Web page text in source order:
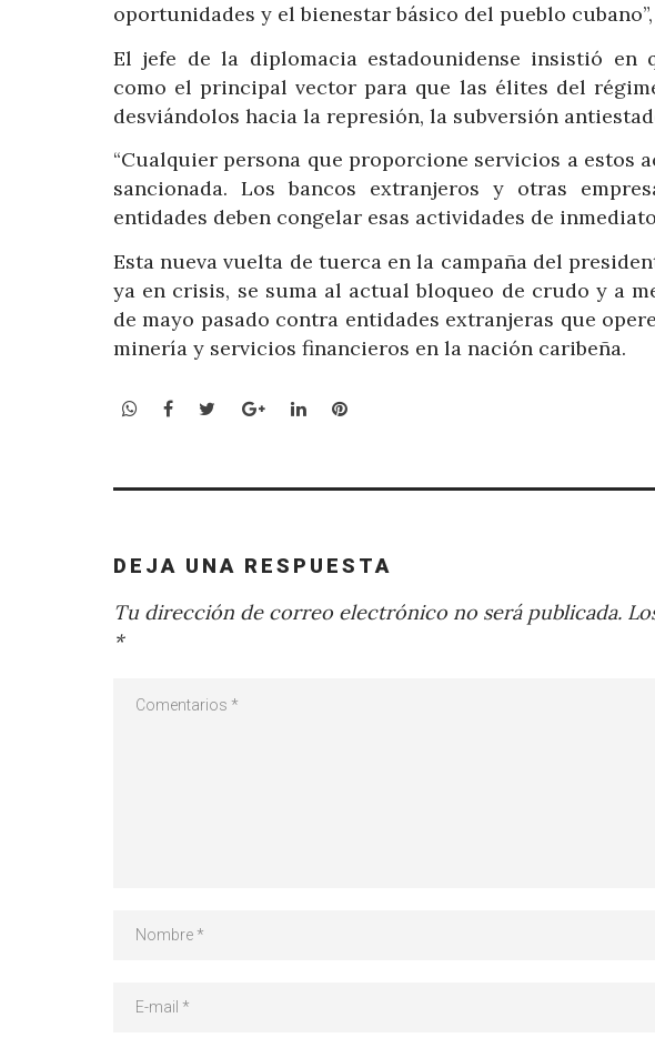
oportunidades y el bienestar básico del pueblo
El jefe de la diplomacia estadounidense insistió en
como el principal vector para que las élites del
desviándolos hacia la represión, la subversión
“Cualquier persona que proporcione servicios a estos
sancionada. Los bancos extranjeros y otras
entidades deben congelar esas actividades de
Esta nueva vuelta de tuerca en la campaña del
ya en crisis, se suma al actual bloqueo de crudo y a
de mayo pasado contra entidades extranjeras que
minería y servicios financieros en la nación caribeña.
WhatsApp
Facebook
TwitterGoogle+LinkedInPinterest
DEJA UNA RESPUESTA
Tu dirección de correo electrónico no será publicada.
*